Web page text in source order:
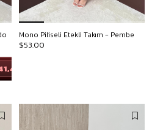
Mono Piliseli Etekli Takım - Pembe
$53.00